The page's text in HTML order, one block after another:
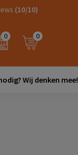
(10/10)
0 0
Wij denken mee!